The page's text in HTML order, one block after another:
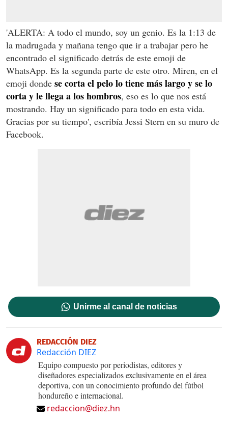
'ALERTA: A todo el mundo, soy un genio. Es la 1:13 de
la madrugada y mañana tengo que ir a trabajar pero he
encontrado el significado detrás de este emoji de
WhatsApp. Es la segunda parte de este otro. Miren, en el
emoji donde se corta el pelo lo tiene más largo y se lo
corta y le llega a los hombros, eso es lo que nos está
mostrando. Hay un significado para todo en esta vida.
Gracias por su tiempo', escribía Jessi Stern en su muro de
Facebook.
Unirme al canal de noticias
REDACCIÓN DIEZ
Redacción DIEZ
Equipo compuesto por periodistas, editores y
diseñadores especializados exclusivamente en el área
deportiva, con un conocimiento profundo del fútbol
hondureño e internacional.
redaccion@diez.hn